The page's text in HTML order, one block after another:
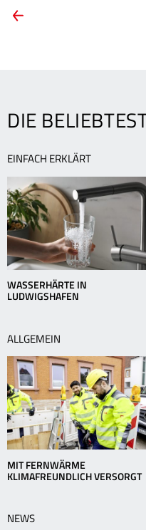
ARTIKEL-
DIE
EINFACH ERKLÄRT
WASSERHÄRTE IN
LUDWIGSHAFEN
ALLGEMEIN
MIT FERNWÄRME
KLIMAFREUNDLICH VERSORGT
NEWS